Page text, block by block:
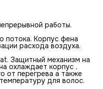
работы.
потока. Корпус фена
расхода воздуха.
Защитный механизм на
охлаждает корпус ,
от перегрева а также
для волос.